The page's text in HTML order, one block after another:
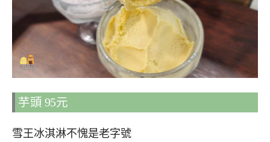
芋頭 95元
雪王冰淇淋不愧是老字號